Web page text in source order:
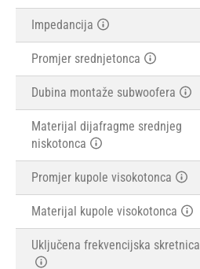
Impedancija
Promjer srednjetonca
Dubina montaže subwoofera
Materijal dijafragme srednjeg
niskotonca
Promjer kupole visokotonca
Materijal kupole visokotonca
Uključena frekvencijska skretnica